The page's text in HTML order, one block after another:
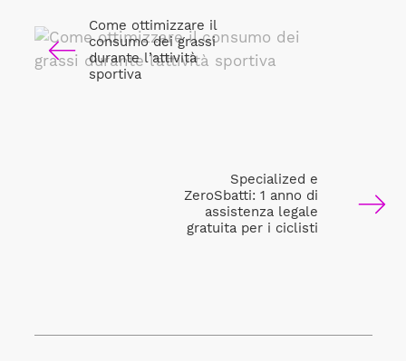
Come ottimizzare il
consumo dei grassi
durante l’attività
sportiva
Specialized e
ZeroSbatti: 1 anno di
assistenza legale
gratuita per i ciclisti